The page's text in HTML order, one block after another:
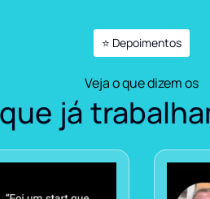
⭐ Depoimentos
Veja o que dizem os
que já